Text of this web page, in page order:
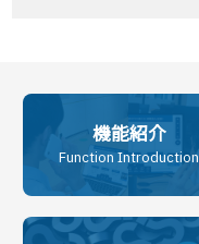
機能紹介
Function Introduction